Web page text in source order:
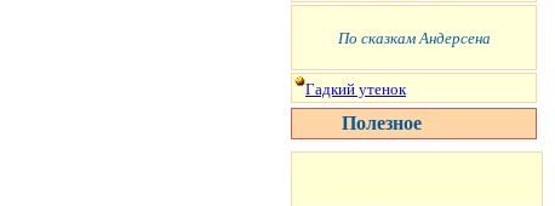
По сказкам Андерсена
Гадкий утенок
Полезное
Бесплатно детям.
Лучшие детские рассказы и